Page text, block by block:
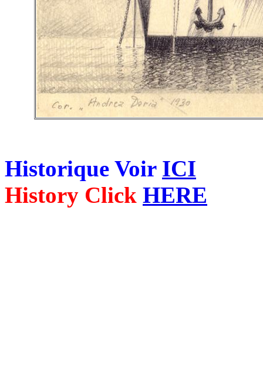
Historique Voir ICI
History Click HERE